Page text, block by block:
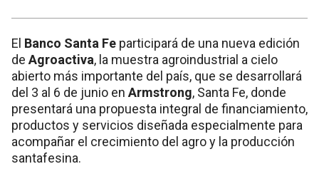
El Banco Santa Fe participará de una nueva edición
de Agroactiva, la muestra agroindustrial a cielo
abierto más importante del país, que se desarrollará
del 3 al 6 de junio en Armstrong, Santa Fe, donde
presentará una propuesta integral de financiamiento,
productos y servicios diseñada especialmente para
acompañar el crecimiento del agro y la producción
santafesina.